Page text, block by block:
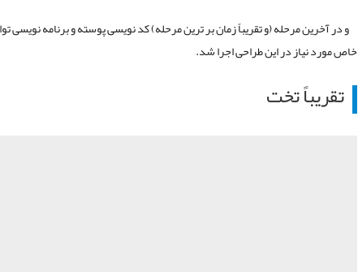
و در آخرین مرحله (و تقریباً زمان بر ترین مرحله) کد نویسی پوسته و برنامه نویسی
خاص مورد نیاز در این طراحی اجرا شد.
تقریباً تخت